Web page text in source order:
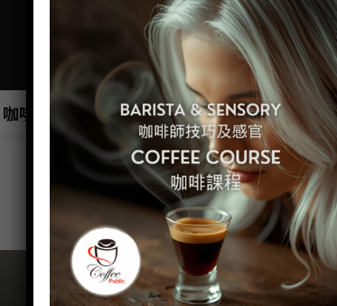
咖啡班/工作坊 商店 優惠最新
特價